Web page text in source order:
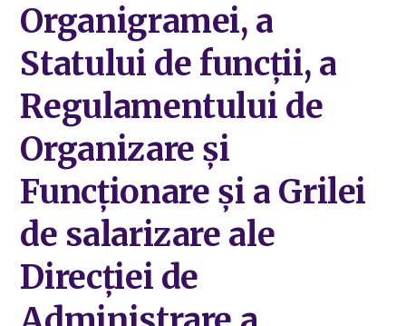
Organigramei, a
Statului de funcții, a
Regulamentului de
Organizare și
Funcționare și a Grilei
de salarizare ale
Direcției de